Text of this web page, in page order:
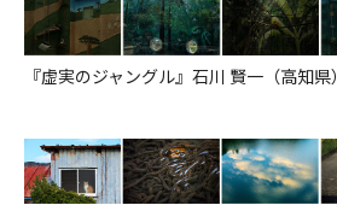
『虚実のジャングル』石川 賢一（高知県）